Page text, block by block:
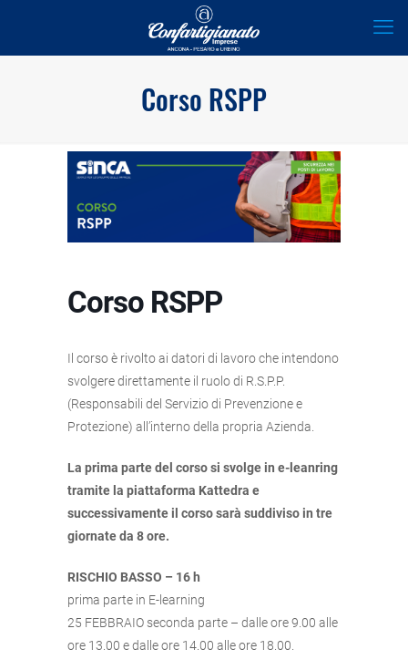
Corso RSPP
Corso RSPP
Il corso è rivolto ai datori di lavoro che intendono
svolgere direttamente il ruolo di R.S.P.P.
(Responsabili del Servizio di Prevenzione e
Protezione) all’interno della propria Azienda.
La prima parte del corso si svolge in e-leanring
tramite la piattaforma Kattedra e
successivamente il corso sarà suddiviso in tre
giornate da 8 ore.
RISCHIO BASSO – 16 h
prima parte in E-learning
25 FEBBRAIO seconda parte – dalle ore 9.00 alle
ore 13.00 e dalle ore 14.00 alle ore 18.00.